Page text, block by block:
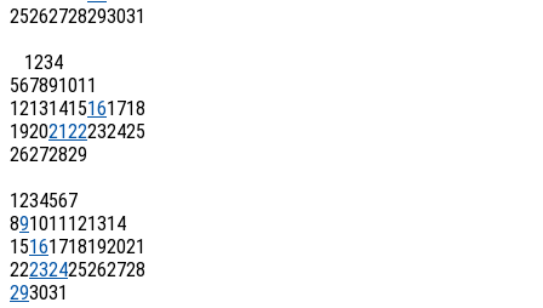
25262728293031
1234
567891011
12131415161718
19202122232425
26272829
1234567
891011121314
15161718192021
22232425262728
293031